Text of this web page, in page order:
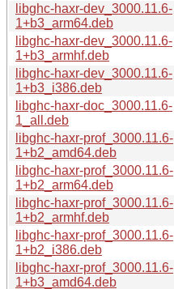
libghc-haxr-dev_3000.11.6-
1+b3_arm64.deb
libghc-haxr-dev_3000.11.6-
1+b3_armhf.deb
libghc-haxr-dev_3000.11.6-
1+b3_i386.deb
libghc-haxr-doc_3000.11.6-
1_all.deb
libghc-haxr-prof_3000.11.6-
1+b2_amd64.deb
libghc-haxr-prof_3000.11.6-
1+b2_arm64.deb
libghc-haxr-prof_3000.11.6-
1+b2_armhf.deb
libghc-haxr-prof_3000.11.6-
1+b2_i386.deb
libghc-haxr-prof_3000.11.6-
1+b3_amd64.deb